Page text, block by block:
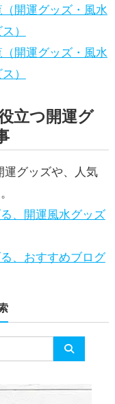
開運グッズ・風水
）
開運グッズ・風水
）
立つ開運グ
グッズや、人気
、開運風水グッズ
、おすすめブログ